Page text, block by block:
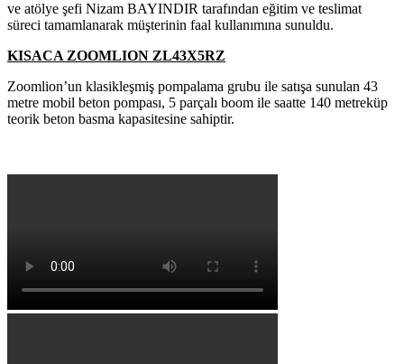
ve atölye şefi Nizam BAYINDIR tarafından eğitim ve teslimat
süreci tamamlanarak müşterinin faal kullanımına sunuldu.
KISACA ZOOMLION ZL43X5RZ
Zoomlion’un klasikleşmiş pompalama grubu ile satışa sunulan 43
metre mobil beton pompası, 5 parçalı boom ile saatte 140 metreküp
teorik beton basma kapasitesine sahiptir.